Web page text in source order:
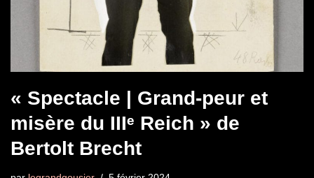
« Spectacle | Grand-peur et
misère du IIIᵉ Reich » de
Bertolt Brecht​